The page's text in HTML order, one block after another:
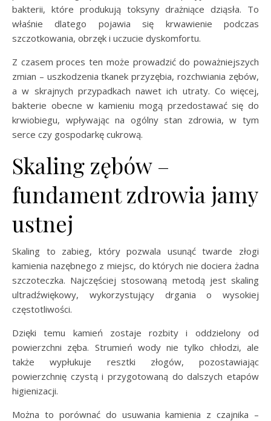
bakterii, które produkują toksyny drażniące dziąsła. To
właśnie dlatego pojawia się krwawienie podczas
szczotkowania, obrzęk i uczucie dyskomfortu.
Z czasem proces ten może prowadzić do poważniejszych
zmian – uszkodzenia tkanek przyzębia, rozchwiania zębów,
a w skrajnych przypadkach nawet ich utraty. Co więcej,
bakterie obecne w kamieniu mogą przedostawać się do
krwiobiegu, wpływając na ogólny stan zdrowia, w tym
serce czy gospodarkę cukrową.
Skaling zębów –
fundament zdrowia jamy
ustnej
Skaling to zabieg, który pozwala usunąć twarde złogi
kamienia nazębnego z miejsc, do których nie dociera żadna
szczoteczka. Najczęściej stosowaną metodą jest skaling
ultradźwiękowy, wykorzystujący drgania o wysokiej
częstotliwości.
Dzięki temu kamień zostaje rozbity i oddzielony od
powierzchni zęba. Strumień wody nie tylko chłodzi, ale
także wypłukuje resztki złogów, pozostawiając
powierzchnię czystą i przygotowaną do dalszych etapów
higienizacji.
Można to porównać do usuwania kamienia z czajnika –